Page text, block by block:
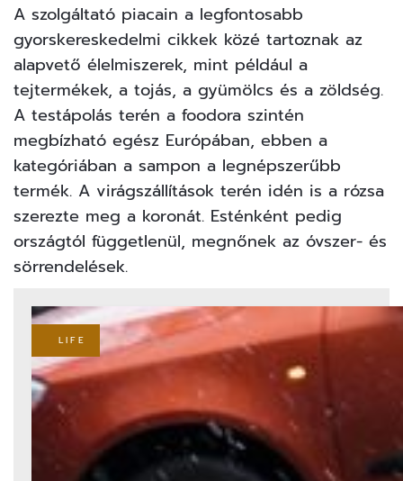
A szolgáltató piacain a legfontosabb
gyorskereskedelmi cikkek közé tartoznak az
alapvető élelmiszerek, mint például a
tejtermékek, a tojás, a gyümölcs és a zöldség.
A testápolás terén a foodora szintén
megbízható egész Európában, ebben a
kategóriában a sampon a legnépszerűbb
termék. A virágszállítások terén idén is a rózsa
szerezte meg a koronát. Esténként pedig
országtól függetlenül, megnőnek az óvszer- és
sörrendelések.
LIFE